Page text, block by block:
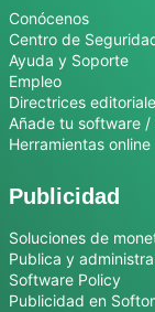
Conócenos
Centro de
Ayuda y Soporte
Empleo
Directrices
Añade tu software /
Herramientas online
Publicidad
Soluciones de
Publica y
Software Policy
Publicidad en